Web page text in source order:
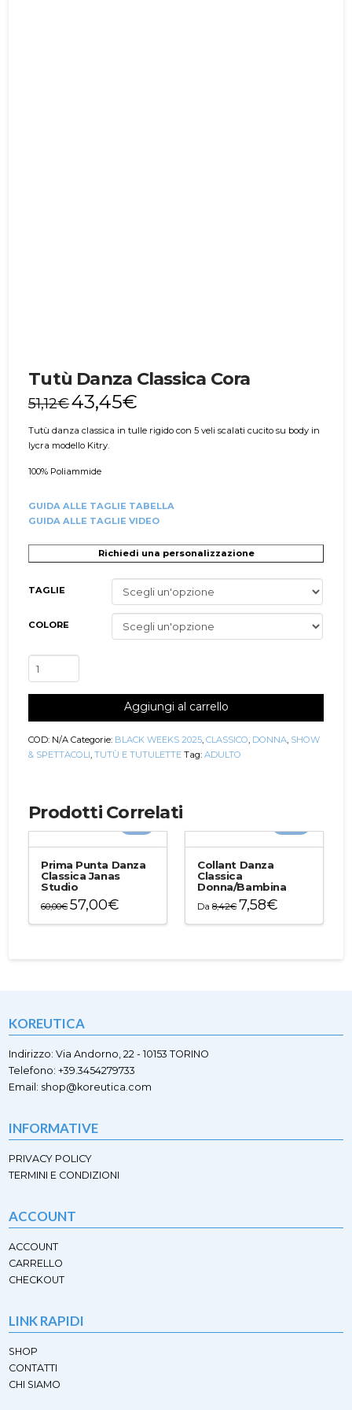
Tutù Danza Classica Cora
51,12€43,45€
Tutù danza classica in tulle rigido con 5 veli scalati cucito su body in
lycra modello Kitry.
100% Poliammide
GUIDA ALLE TAGLIE TABELLA
GUIDA ALLE TAGLIE VIDEO
Richiedi una personalizzazione
TAGLIE
COLORE
Danza
quantità
Aggiungi al carrello
COD: N/A Categorie: BLACK WEEKS 2025,CLASSICO, DONNA, SHOW
& SPETTACOLI,TUTÙ E TUTULETTE Tag:ADULTO
Prodotti Correlati
Prima Punta Danza
Classica Janas
Studio
60,00€ 57,00€
più
possono
essere
scelte
nella
pagina
Collant Danza
Classica
Donna/Bambina
Da8,42€ 7,58€
più
essere
scelte
KOREUTICA
Indirizzo: Via Andorno, 22 - 10153 TORINO
Telefono: +39.3454279733
Email: shop@koreutica.com
INFORMATIVE
PRIVACY POLICY
TERMINI E CONDIZIONI
ACCOUNT
ACCOUNT
CARRELLO
CHECKOUT
LINK RAPIDI
SHOP
CONTATTI
CHI SIAMO